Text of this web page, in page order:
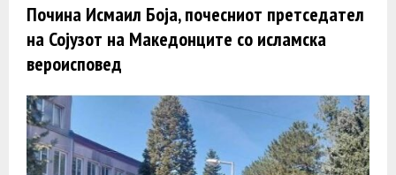
Почина Исмаил Боја, почесниот претседател
на Сојузот на Македонците со исламска
вероисповед